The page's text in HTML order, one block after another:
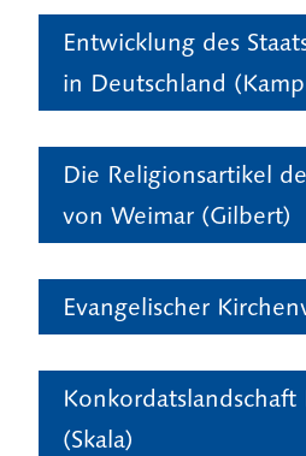
Entwicklung des
in Deutschland
Die Religionsartikel
von Weimar (Gilbert)
Evangelischer
(Skala)